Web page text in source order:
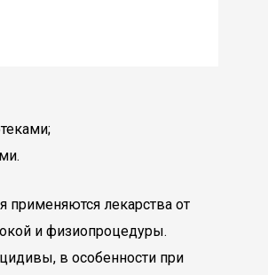
применяются лекарства от
и физиопроцедуры.
в особенности при